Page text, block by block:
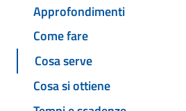
Approfondimenti
Come fare
Cosa serve
Cosa si ottiene